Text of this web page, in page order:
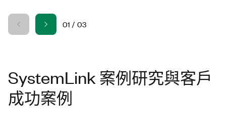
01 / 03
SystemLink 案例研究與客戶
成功案例